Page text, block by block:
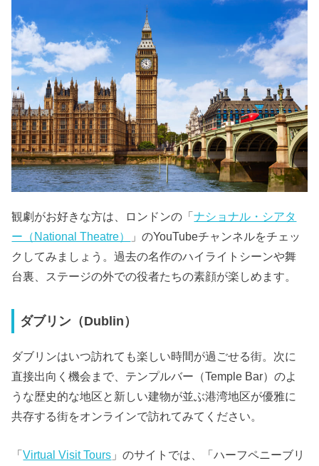
観劇がお好きな方は、ロンドンの「ナショナル・シアタ
ー（National Theatre）
」のYouTubeチャンネルをチェッ
クしてみましょう。過去の名作のハイライトシーンや舞
台裏、ステージの外での役者たちの素顔が楽しめます。
ダブリン（Dublin）
ダブリンはいつ訪れても楽しい時間が過ごせる街。次に
直接出向く機会まで、テンプルバー（Temple Bar）のよ
うな歴史的な地区と新しい建物が並ぶ港湾地区が優雅に
共存する街をオンラインで訪れてみてください。
「Virtual Visit Tours 」のサイトでは、「ハーフペニーブリ